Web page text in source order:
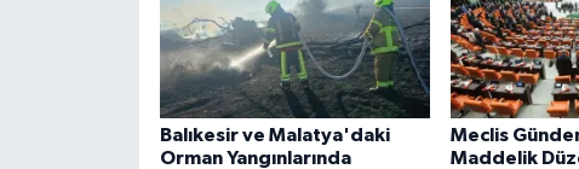
Balıkesir ve Malatya'daki
Orman Yangınlarında
Meclis
Maddelik